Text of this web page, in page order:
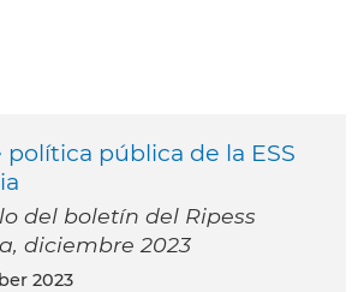
política pública de la ESS
del boletín del Ripess
diciembre 2023
2023